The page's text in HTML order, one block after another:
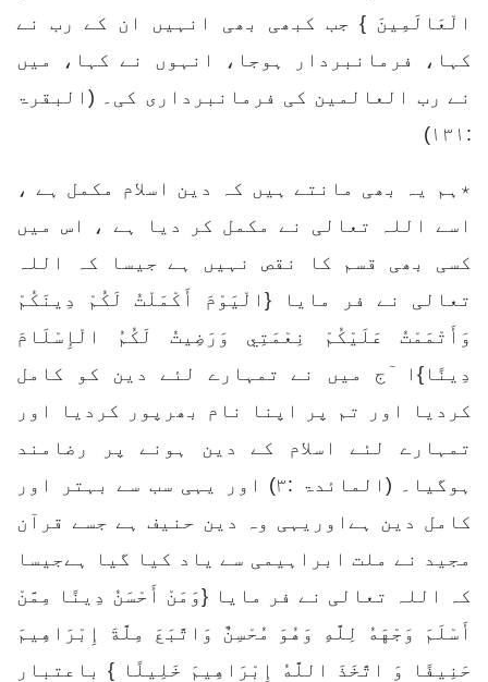
الْعَالَمِينَ } جب کبھی بھی انہیں ان کے رب نے
کہا، فرمانبردار ہوجا، انہوں نے کہا، میں
نے رب العالمین کی فرمانبرداری کی۔ (البقرۃ
:۱۳۱)
٭ہم یہ بھی مانتے ہیں کہ دین اسلام مکمل ہے ،
اسے اللہ تعالی نے مکمل کر دیا ہے ، اس میں
کسی بھی قسم کا نقص نہیں ہے جیسا کہ اللہ
تعالی نے فر مایا {الْيَوْمَ أَكْمَلْتُ لَكُمْ دِينَكُمْ
وَأَتْمَمْتُ عَلَيْكُمْ نِعْمَتِي وَرَضِيتُ لَكُمُ الْإِسْلَامَ
دِينًا}ا ٓج میں نے تمہارے لئے دین کو کامل
کردیا اور تم پر اپنا نام بھرپور کردیا اور
تمہارے لئے اسلام کے دین ہونے پر رضامند
ہوگیا۔ (المائدۃ :۳) اور یہی سب سے بہتر اور
کامل دین ہےاوریہی وہ دین حنیف ہے جسے قرآن
مجید نے ملت ابراہیمی سے یاد کیا گیا ہےجیسا
کہ اللہ تعالی نے فر مایا {وَمَنْ أَحْسَنُ دِينًا مِمَّنْ
أَسْلَمَ وَجْهَهُ لِلَّهِ وَهُوَ مُحْسِنٌ وَاتَّبَعَ مِلَّةَ إِبْرَاهِيمَ
حَنِيفًا وَ اتَّخَذَ اللَّهُ إِبْرَاهِيمَ خَلِيلًا } باعتبار